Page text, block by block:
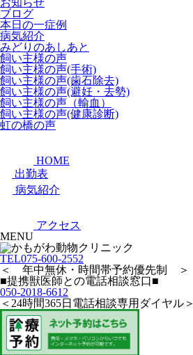
お知らせ
ブログ
本日の一症例
病気紹介
みどりのあしあと
飼い主様の声
飼い主様の声(手術)
飼い主様の声(歯石除去)
飼い主様の声(避妊・去勢)
飼い主様の声（輸血）
飼い主様の声(健康診断)
虹の橋の声
HOME
出勤表
病気紹介
アクセス
MENU
TEL075-600-2552
＜ 年中無休・時間帯予約優先制 ＞
■提携獣医師との電話相談窓口■
050-2018-6612
＜24時間365日電話相談専用ダイヤル＞